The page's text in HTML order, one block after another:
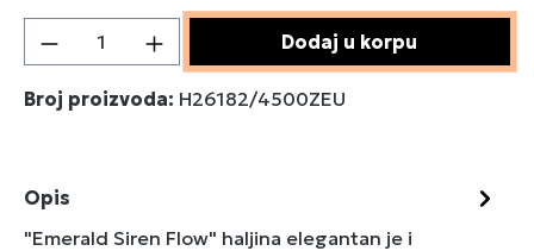
Količina proizvoda: Unesite željenu
Dodaj u korpu
Broj proizvoda: H26182/4500ZEU
Opis
"Emerald Siren Flow" haljina elegantan je i